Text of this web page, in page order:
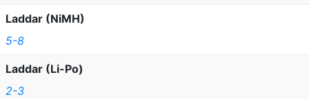
Laddar (NiMH)
5-8
Laddar (Li-Po)
2-3